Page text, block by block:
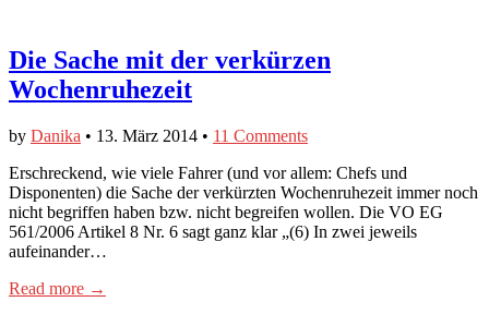
Die Sache mit der verkürzen
Wochenruhezeit
by Danika • 13. März 2014 • 11 Comments
Erschreckend, wie viele Fahrer (und vor allem: Chefs und
Disponenten) die Sache der verkürzten Wochenruhezeit immer noch
nicht begriffen haben bzw. nicht begreifen wollen. Die VO EG
561/2006 Artikel 8 Nr. 6 sagt ganz klar „(6) In zwei jeweils
aufeinander…
Read more →